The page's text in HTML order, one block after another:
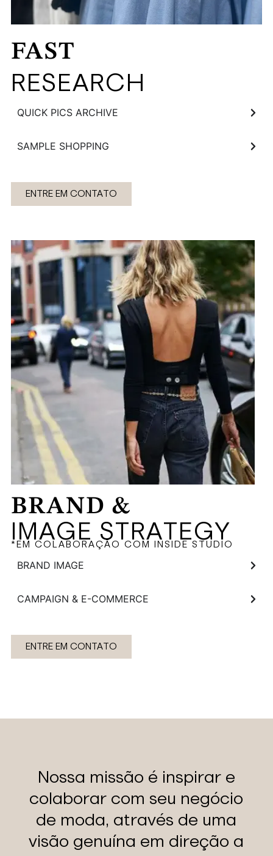
FAST
RESEARCH
QUICK PICS ARCHIVE
SAMPLE SHOPPING
ENTRE EM CONTATO
BRAND &
IMAGE STRATEGY
*EM COLABORAÇÃO COM INSIDE STUDIO
BRAND IMAGE
CAMPAIGN & E-COMMERCE
ENTRE EM CONTATO
Nossa missão é inspirar e
colaborar com seu negócio
de moda, através de uma
visão genuína em direção a